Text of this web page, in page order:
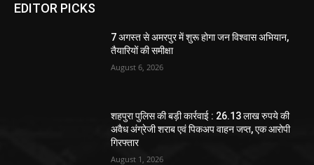
EDITOR PICKS
7 अगस्त से अमरपुर में शुरू होगा जन विश्वास अभियान,
तैयारियों की समीक्षा
August 6, 2026
शहपुरा पुलिस की बड़ी कार्रवाई : 26.13 लाख रुपये की
अवैध अंग्रेजी शराब एवं पिकअप वाहन जप्त, एक आरोपी
गिरफ्तार
August 1, 2026